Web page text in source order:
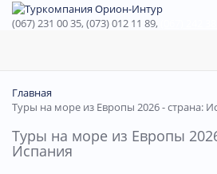
(067) 231 00 35, (073) 012 11 89,
Главная
Туры на море из Европы 2026 - страна:
Туры на море из Европы
Испания